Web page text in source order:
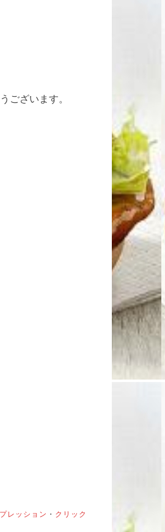
ございます。
レッション ・ クリック